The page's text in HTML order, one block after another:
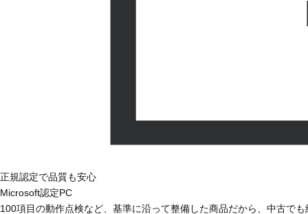
正規認定で品質も安心
Microsoft認定PC
100項目の動作点検など、基準に沿って整備した商品だから、中古で